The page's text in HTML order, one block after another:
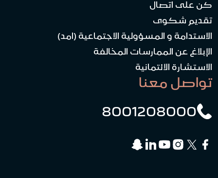
كن على اتصال
تقديم شكوى
الاستدامة و المسؤولية الاجتماعية (امد)
الإبلاغ عن الممارسات المخالفة
الاستشارة الائتمانية
تواصل معنا
8001208000